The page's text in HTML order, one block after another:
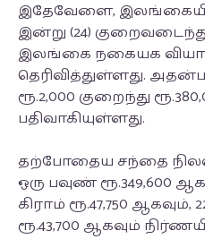
இதேவேளை,
இன்று (24)
இலங்கை நகையக
தெரிவித்துள்ளது.
ரூ.2,000 குறைந்து
பதிவாகியுள்ளது.
தற்போதைய சந்தை
ஒரு பவுண் ரூ.349,600
கிராம் ரூ.47,750
ரூ.43,700 ஆகவும்